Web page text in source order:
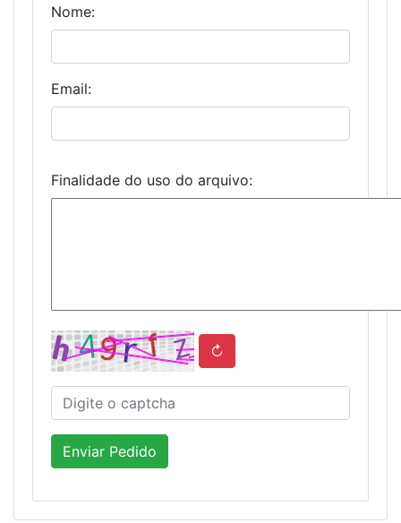
Nome:
Email:
Finalidade do uso do arquivo:
↻
Enviar Pedido